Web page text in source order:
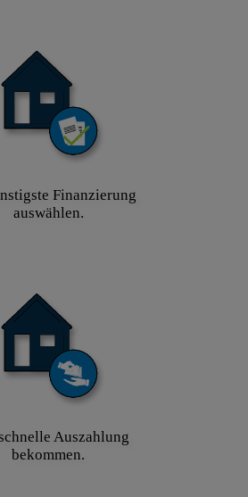
Finanzierung
auswählen.
Auszahlung
bekommen.